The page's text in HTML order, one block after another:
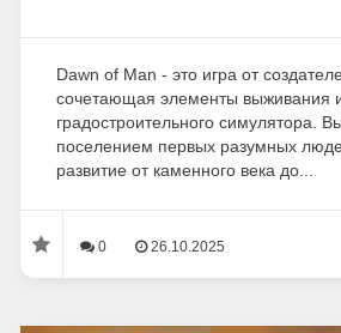
Dawn of Man - это игра от
сочетающая элементы выживания
градостроительного симулятора.
поселением первых разумных
развитие от каменного века до...
0 26.10.2025